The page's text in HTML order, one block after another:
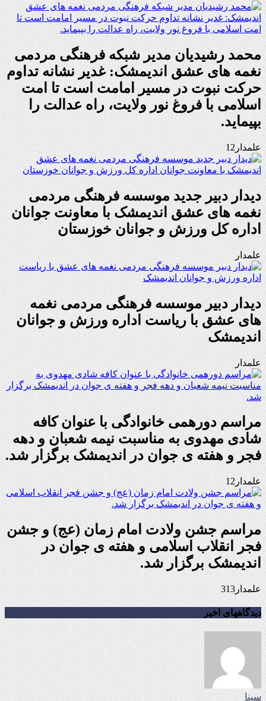
محمد رشیدیان مدیر شبکه فرهنگی مردمی
نغمه های عشق اندیمشک: غدیر نشانه تداوم
حرکت نبوت در مسیر امامت است تا امت
اسلامی با فروغ نور ولایت، راه عدالت را
بپیماید.
علمدار12
دیدار دبیر جدید موسسه فرهنگی مردمی
نغمه های عشق اندیمشک با معاونت جوانان
اداره کل ورزش و جوانان خوزستان
علمدار
دیدار دبیر موسسه فرهنگی مردمی نغمه
های عشق با ریاست اداره ورزش و جوانان
اندیمشک
علمدار
مراسم دورهمی خانوادگی با عنوان کافه
شادی مهدوی به مناسبت نیمه شعبان و دهه
فجر و هفته ی جوان در اندیمشک برگزار شد.
علمدار12
مراسم جشن ولادت امام زمان (عج) و جشن
فجر انقلاب اسلامی و هفته ی جوان در
اندیمشک برگزار شد.
علمدار313
دیدگاههای اخیر
سینا